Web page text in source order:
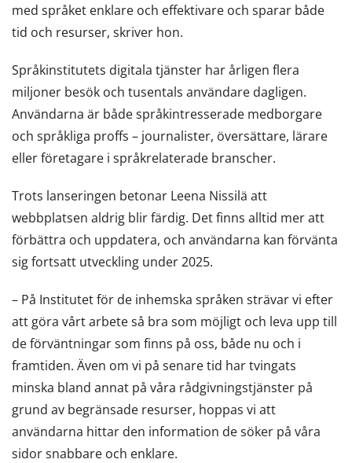
med språket enklare och effektivare och sparar både
tid och resurser, skriver hon.
Språkinstitutets digitala tjänster har årligen flera
miljoner besök och tusentals användare dagligen.
Användarna är både språkintresserade medborgare
och språkliga proffs – journalister, översättare, lärare
eller företagare i språkrelaterade branscher.
Trots lanseringen betonar Leena Nissilä att
webbplatsen aldrig blir färdig. Det finns alltid mer att
förbättra och uppdatera, och användarna kan förvänta
sig fortsatt utveckling under 2025.
– På Institutet för de inhemska språken strävar vi efter
att göra vårt arbete så bra som möjligt och leva upp till
de förväntningar som finns på oss, både nu och i
framtiden. Även om vi på senare tid har tvingats
minska bland annat på våra rådgivningstjänster på
grund av begränsade resurser, hoppas vi att
användarna hittar den information de söker på våra
sidor snabbare och enklare.